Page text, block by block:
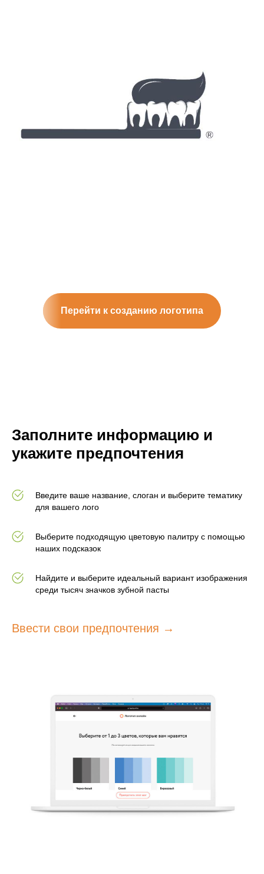
Перейти к созданию логотипа
Заполните информацию и
укажите предпочтения
Введите ваше название, слоган и выберите тематику
для вашего лого
Выберите подходящую цветовую палитру с помощью
наших подсказок
Найдите и выберите идеальный вариант изображения
среди тысяч значков зубной пасты
Ввести свои предпочтения